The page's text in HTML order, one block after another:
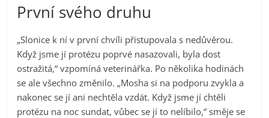
První svého druhu
„Slonice k ní v první chvíli přistupovala s nedůvěrou.
Když jsme jí protézu poprvé nasazovali, byla dost
ostražitá,“ vzpomíná veterinářka. Po několika hodinách
se ale všechno změnilo. „Mosha si na podporu zvykla a
nakonec se jí ani nechtěla vzdát. Když jsme jí chtěli
protézu na noc sundat, vůbec se jí to nelíbilo,“ směje se